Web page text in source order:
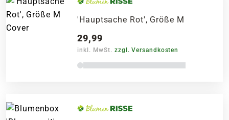
'Hauptsache Rot', Größe M
29,99
inkl. MwSt. zzgl. Versandkosten